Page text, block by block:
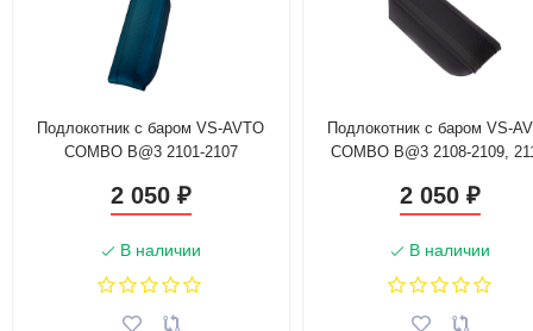
Подлокотник с баром VS-AVTO
COMBO B@3 2101-2107
2 050 ₽
В наличии
Подлокотник с баром VS-
COMBO B@3 2108-2109,
2 050₽
В наличии